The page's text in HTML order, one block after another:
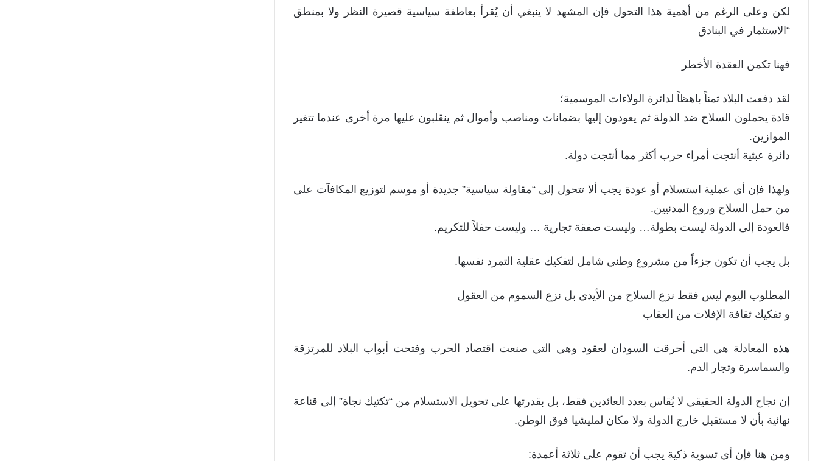
لكن وعلى الرغم من أهمية هذا التحول فإن المشهد لا ينبغي أن يُقرأ بعاطفة سياسية قصيرة النظر ولا بمنطق
“الاستثمار في البنادق
فهنا تكمن العقدة الأخطر
لقد دفعت البلاد ثمناً باهظاً لدائرة الولاءات الموسمية؛
قادة يحملون السلاح ضد الدولة ثم يعودون إليها بضمانات ومناصب وأموال ثم ينقلبون عليها مرة أخرى عندما تتغير
الموازين.
دائرة عبثية أنتجت أمراء حرب أكثر مما أنتجت دولة.
ولهذا فإن أي عملية استسلام أو عودة يجب ألا تتحول إلى “مقاولة سياسية” جديدة أو موسم لتوزيع المكافآت على
من حمل السلاح وروع المدنيين.
فالعودة إلى الدولة ليست بطولة… وليست صفقة تجارية … وليست حفلاً للتكريم.
بل يجب أن تكون جزءاً من مشروع وطني شامل لتفكيك عقلية التمرد نفسها.
المطلوب اليوم ليس فقط نزع السلاح من الأيدي بل نزع السموم من العقول
و تفكيك ثقافة الإفلات من العقاب
هذه المعادلة هي التي أحرقت السودان لعقود وهي التي صنعت اقتصاد الحرب وفتحت أبواب البلاد للمرتزقة
والسماسرة وتجار الدم.
إن نجاح الدولة الحقيقي لا يُقاس بعدد العائدين فقط، بل بقدرتها على تحويل الاستسلام من “تكتيك نجاة” إلى قناعة
نهائية بأن لا مستقبل خارج الدولة ولا مكان لمليشيا فوق الوطن.
ومن هنا فإن أي تسوية ذكية يجب أن تقوم على ثلاثة أعمدة: